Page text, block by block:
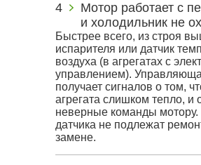
Мотор работает с
и холодильник не
Быстрее всего, из строя
испарителя или датчик
воздуха (в агрегатах с
управлением).
получает сигналов о том,
агрегата слишком тепло, и
неверные команды
датчика не подлежат
замене.